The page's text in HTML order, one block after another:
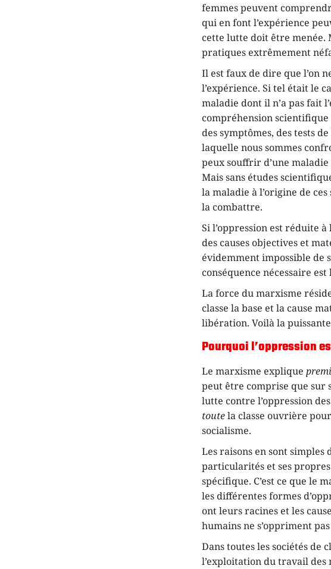
femmes peuvent
qui en font l’expérience
cette lutte doit être menée.
pratiques extrêmement
Il est faux de dire que l’on
l’expérience. Si tel était le
maladie dont il n’a pas fait
compréhension
des symptômes, des tests
laquelle nous sommes
peux souffrir d’une
Mais sans études
la maladie à l’origine de
la combattre.
Si l’oppression est réduite
des causes objectives et
évidemment impossible de
conséquence nécessaire est
La force du marxisme
classe la base et la cause
libération. Voilà la
Pourquoi l’oppression
Le marxisme explique
peut être comprise que sur
lutte contre l’oppression
toutela classe ouvrière
socialisme.
Les raisons en sont simples
particularités et ses
spécifique. C’est ce que le
les différentes formes
ont leurs racines et les
humains ne s’oppriment
Dans toutes les sociétés de
l’exploitation du travail des